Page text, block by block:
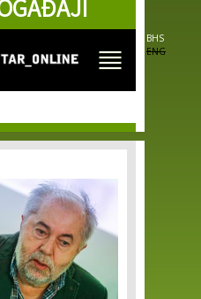
BHS
ENG